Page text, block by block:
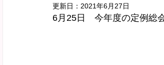
健診サポート にこにこ子育て教室
更新日： 2021年6月27日
6月25日　今年度の定例総